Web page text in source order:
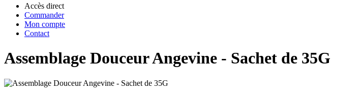
Accès direct
Commander
Mon compte
Contact
Assemblage Douceur Angevine - Sachet de 35G